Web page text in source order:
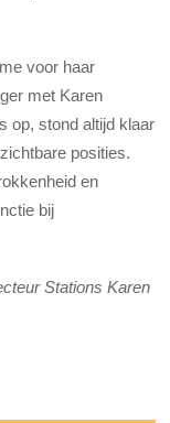
voor haar
met Karen
op, stond altijd klaar
posities.
en
bij
Stations Karen